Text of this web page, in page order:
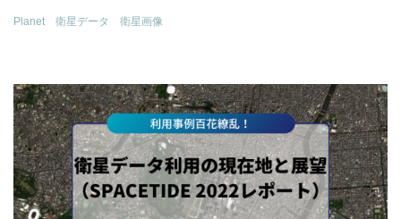
Planet 衛星データ 衛星画像